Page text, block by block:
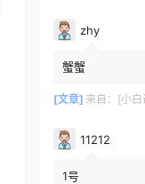
zhy
蟹蟹
[文章] 来自： [小白调试
11212
1号